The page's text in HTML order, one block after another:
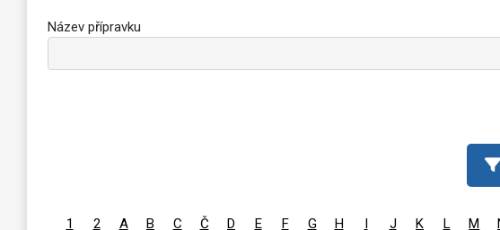
Název přípravku
1 2 A B C Č D E F G H I J K L M